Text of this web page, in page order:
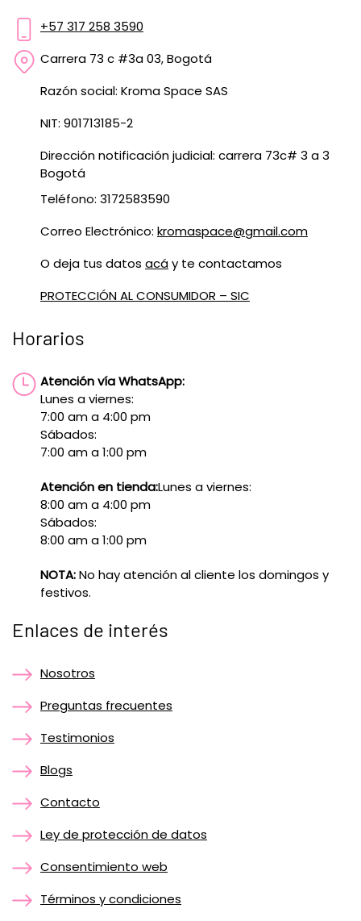
+57 317 258 3590
Carrera 73 c #3a 03, Bogotá
Razón social: Kroma Space SAS
NIT: 901713185-2
Dirección notificación judicial: carrera 73c# 3 a 3
Bogotá
Teléfono: 3172583590
Correo Electrónico: kromaspace@gmail.com
O deja tus datos acáy te contactamos
PROTECCIÓN AL CONSUMIDOR – SIC
Horarios
Atención vía WhatsApp:
Lunes a viernes:
7:00 am a 4:00 pm
Sábados:
7:00 am a 1:00 pm
Atención en tienda:Lunes a viernes:
8:00 am a 4:00 pm
Sábados:
8:00 am a 1:00 pm
NOTA:No hay atención al cliente los domingos y
festivos.
Enlaces de interés
Nosotros
Preguntas frecuentes
Testimonios
Blogs
Contacto
Ley de protección de datos
Consentimiento web
Términos y condiciones